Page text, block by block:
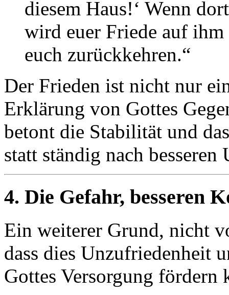
diesem Haus!‘ Wenn
wird euer Friede auf
euch zurückkehren.“
Der Frieden ist nicht nur
Erklärung von Gottes
betont die Stabilität und
statt ständig nach besseren
4. Die Gefahr, besseren
Ein weiterer Grund, nicht
dass dies Unzufriedenheit
Gottes Versorgung fördern